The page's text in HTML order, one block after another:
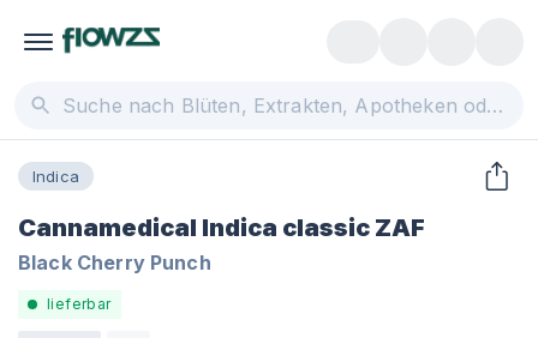
Indica
Cannamedical Indica classic ZAF
Black Cherry Punch
lieferbar